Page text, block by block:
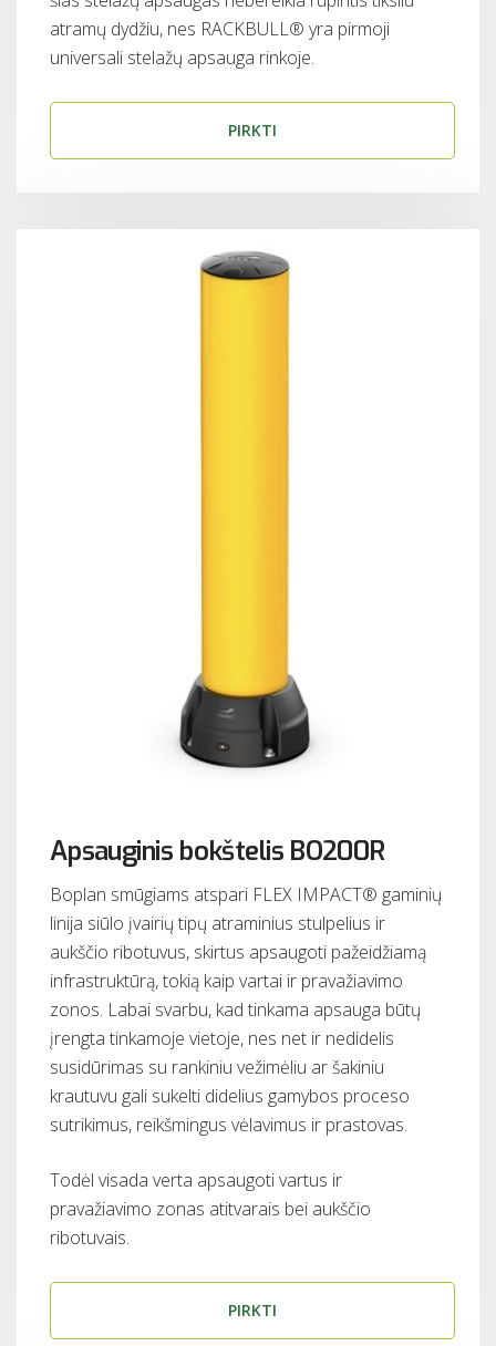
atramų dydžiu, nes RACKBULL® yra pirmoji
universali stelažų apsauga rinkoje.
PIRKTI
Apsauginis bokštelis BO200R
Boplan smūgiams atspari FLEX IMPACT® gaminių
linija siūlo įvairių tipų atraminius stulpelius ir
aukščio ribotuvus, skirtus apsaugoti pažeidžiamą
infrastruktūrą, tokią kaip vartai ir pravažiavimo
zonos. Labai svarbu, kad tinkama apsauga būtų
įrengta tinkamoje vietoje, nes net ir nedidelis
susidūrimas su rankiniu vežimėliu ar šakiniu
krautuvu gali sukelti didelius gamybos proceso
sutrikimus, reikšmingus vėlavimus ir prastovas.
Todėl visada verta apsaugoti vartus ir
pravažiavimo zonas atitvarais bei aukščio
ribotuvais.
PIRKTI